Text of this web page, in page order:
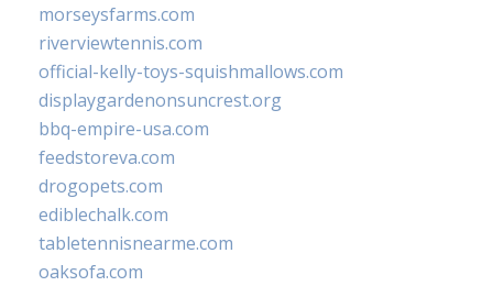
morseysfarms.com
riverviewtennis.com
official-kelly-toys-squishmallows.com
displaygardenonsuncrest.org
bbq-empire-usa.com
feedstoreva.com
drogopets.com
ediblechalk.com
tabletennisnearme.com
oaksofa.com